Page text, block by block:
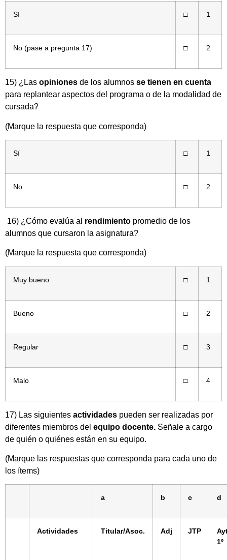
Sí □ 1
No (pase a pregunta 17) □ 2
15) ¿Las opiniones de los alumnos se tienen en cuenta
para replantear aspectos del programa o de la modalidad de
cursada?
(Marque la respuesta que corresponda)
Sí □ 1
No □ 2
16) ¿Cómo evalúa al rendimiento promedio de los
alumnos que cursaron la asignatura?
(Marque la respuesta que corresponda)
Muy bueno □ 1
Bueno □ 2
Regular □ 3
Malo □ 4
17) Las siguientes actividades pueden ser realizadas por
diferentes miembros del equipo docente. Señale a cargo
de quién o quiénes están en su equipo.
(Marque las respuestas que corresponda para cada uno de
los ítems)
a b c d
Actividades Titular/Asoc. Adj JTP
1º